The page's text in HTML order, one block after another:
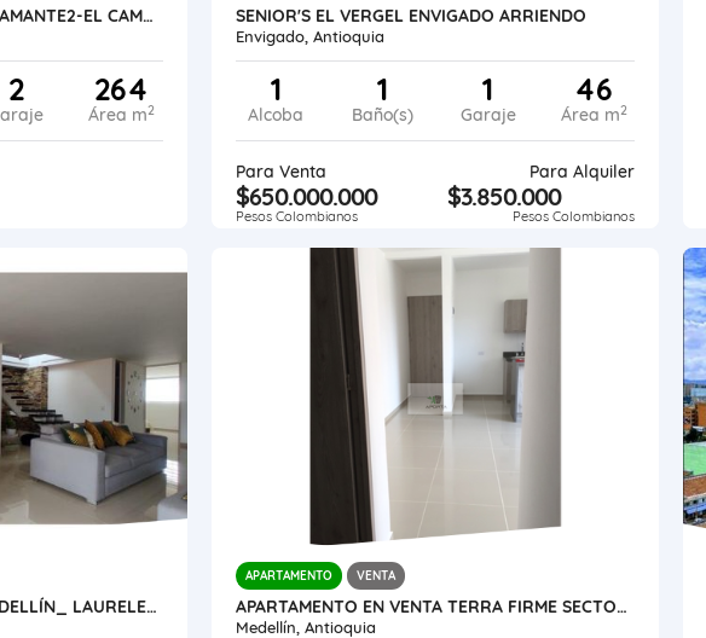
VENTA APTO POBLADO-EL DIAMANTE2-EL CAMPESTRE
2 264
Área m2
SENIOR'S EL VERGEL ENVIGADO ARRIENDO
Envigado, Antioquia
1
Alcoba
1
Baño(s)
1
Garaje
46
Área m2
Para Venta
$650.000.000
Pesos Colombianos
Para Alquiler
$3.850.000
Pesos Colombianos
APARTAMENTO EN VENTA MEDELLÍN_ LAURELES_LA CASTELLANA
APARTAMENTO VENTA
APARTAMENTO EN VENTA TERRA FIRME SECTOR LOS COLORES
Medellín, Antioquia